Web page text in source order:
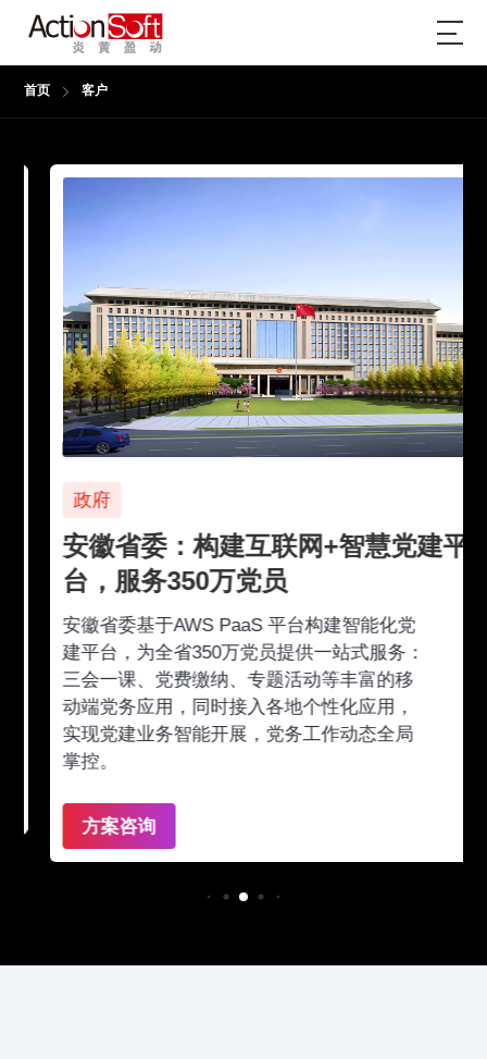
首页 客户
政府
安徽省委：构建互联网+智慧党建平
台，服务350万党员
安徽省委基于AWS PaaS 平台构建智能化党
建平台，为全省350万党员提供一站式服务：
三会一课、党费缴纳、专题活动等丰富的移
动端党务应用，同时接入各地个性化应用，
实现党建业务智能开展，党务工作动态全局
掌控。
方案咨询